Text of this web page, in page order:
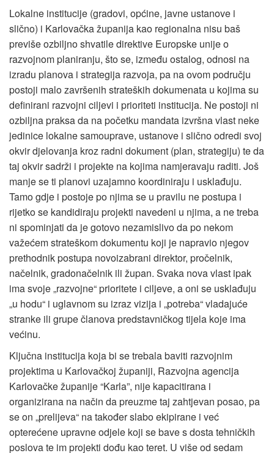
Lokalne institucije (gradovi, općine, javne ustanove i
slično) i Karlovačka županija kao regionalna nisu baš
previše ozbiljno shvatile direktive Europske unije o
razvojnom planiranju, što se, između ostalog, odnosi na
izradu planova i strategija razvoja, pa na ovom području
postoji malo završenih strateških dokumenata u kojima su
definirani razvojni ciljevi i prioriteti institucija. Ne postoji ni
ozbiljna praksa da na početku mandata izvršna vlast neke
jedinice lokalne samouprave, ustanove i slično odredi svoj
okvir djelovanja kroz radni dokument (plan, strategiju) te da
taj okvir sadrži i projekte na kojima namjeravaju raditi. Još
manje se ti planovi uzajamno koordiniraju i usklađuju.
Tamo gdje i postoje po njima se u pravilu ne postupa i
rijetko se kandidiraju projekti navedeni u njima, a ne treba
ni spominjati da je gotovo nezamislivo da po nekom
važećem strateškom dokumentu koji je napravio njegov
prethodnik postupa novoizabrani direktor, pročelnik,
načelnik, gradonačelnik ili župan. Svaka nova vlast ipak
ima svoje „razvojne“ prioritete i ciljeve, a oni se usklađuju
„u hodu“ i uglavnom su izraz vizija i „potreba“ vladajuće
stranke ili grupe članova predstavničkog tijela koje ima
većinu.
Ključna institucija koja bi se trebala baviti razvojnim
projektima u Karlovačkoj županiji, Razvojna agencija
Karlovačke županije “Karla”, nije kapacitirana i
organizirana na način da preuzme taj zahtjevan posao, pa
se on „prelijeva“ na također slabo ekipirane i već
opterećene upravne odjele koji se bave s dosta tehničkih
poslova te im projekti dođu kao teret. U više od sedam